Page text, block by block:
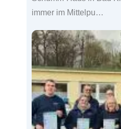
immer im Mittelpu…